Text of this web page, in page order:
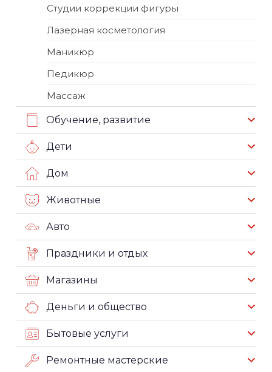
Студии коррекции фигуры
Лазерная косметология
Маникюр
Педикюр
Массаж
Обучение, развитие
Дети
Дом
Животные
Авто
Праздники и отдых
Магазины
Деньги и общество
Бытовые услуги
Ремонтные мастерские